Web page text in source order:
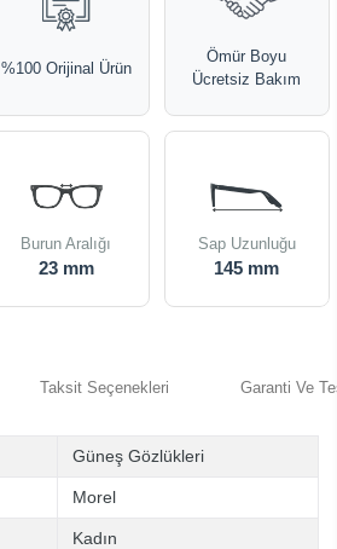
%100 Orijinal Ürün
Ömür Boyu
Ücretsiz Bakım
Burun Aralığı
23 mm
Sap Uzunluğu
145 mm
Taksit Seçenekleri Garanti Ve
Güneş Gözlükleri
Morel
Kadın